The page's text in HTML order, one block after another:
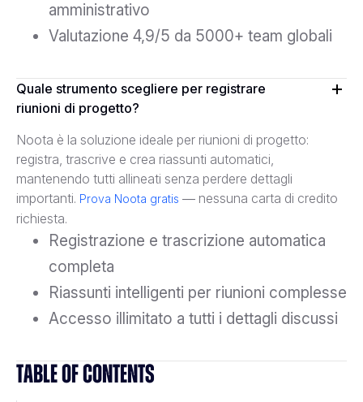
TABLE OF CONTENTS
amministrativo
Valutazione 4,9/5 da 5000+ team globali
Quale strumento scegliere per registrare
riunioni di progetto?
Noota è la soluzione ideale per riunioni di progetto:
registra, trascrive e crea riassunti automatici,
mantenendo tutti allineati senza perdere dettagli
importanti. Prova Noota gratis — nessuna carta di credito
richiesta.
Registrazione e trascrizione automatica
completa
Riassunti intelligenti per riunioni complesse
Accesso illimitato a tutti i dettagli discussi